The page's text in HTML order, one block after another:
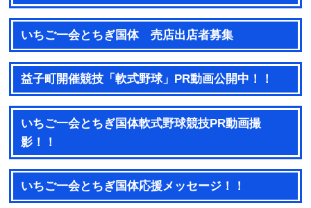
いちご一会とちぎ国体 売店出店者募集
益子町開催競技「軟式野球」PR動画公開中！！
いちご一会とちぎ国体軟式野球競技PR動画撮
影！！
いちご一会とちぎ国体応援メッセージ！！